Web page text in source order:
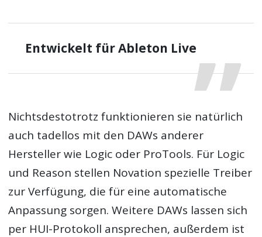
Entwickelt für Ableton Live
Nichtsdestotrotz funktionieren sie natürlich
auch tadellos mit den DAWs anderer
Hersteller wie Logic oder ProTools. Für Logic
und Reason stellen Novation spezielle Treiber
zur Verfügung, die für eine automatische
Anpassung sorgen. Weitere DAWs lassen sich
per HUI-Protokoll ansprechen, außerdem ist